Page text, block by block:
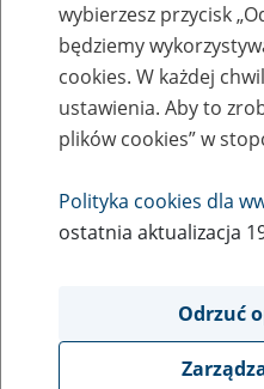
Zaproś ZUS do
eZUS w siedzibie
Rodzaj wydarzenia
Szkolenia
Obszar merytoryczny
obsługa klientów
wybierzesz przycisk
będziemy
cookies. W każdej
ustawienia. Aby to
plików cookies” w
Polityka cookies dla
ostatnia aktualizacja
Odrzuć